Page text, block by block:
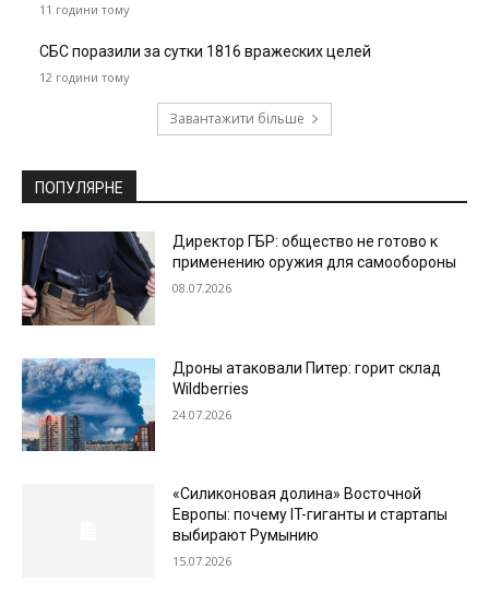
11 години тому
СБС поразили за сутки 1816 вражеских целей
12 години тому
Завантажити більше
ПОПУЛЯРНЕ
Директор ГБР: общество не готово к
применению оружия для самообороны
08.07.2026
Дроны атаковали Питер: горит склад
Wildberries
24.07.2026
«Силиконовая долина» Восточной
Европы: почему IT-гиганты и стартапы
выбирают Румынию
15.07.2026